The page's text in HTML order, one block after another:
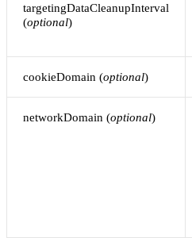
targetingDataCleanupInterval
(optional)
cookieDomain (optional)
networkDomain (optional)